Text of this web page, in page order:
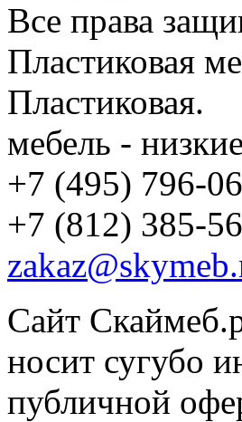
Все права
Пластиковая
Пластиковая.
мебель -
+7 (495) 796-
+7 (812) 385-
Сайт
носит сугубо
публичной